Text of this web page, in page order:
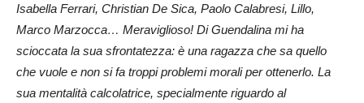
Isabella Ferrari, Christian De Sica, Paolo Calabresi, Lillo,
Marco Marzocca… Meraviglioso! Di Guendalina mi ha
scioccata la sua sfrontatezza: è una ragazza che sa quello
che vuole e non si fa troppi problemi morali per ottenerlo. La
sua mentalità calcolatrice, specialmente riguardo al